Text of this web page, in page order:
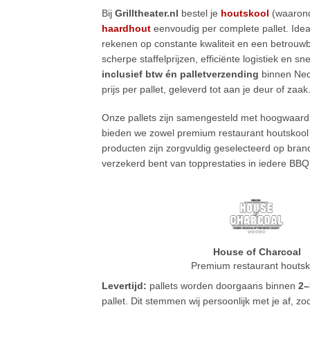
Bij Grilltheater.nl bestel je houtskool
haardhout eenvoudig per complete pallet.
rekenen op constante kwaliteit en een
scherpe staffelprijzen, efficiënte logistiek en
inclusief btw én palletverzending binnen
prijs per pallet, geleverd tot aan je deur of zaak.
Onze pallets zijn samengesteld met
bieden we zowel premium restaurant
producten zijn zorgvuldig geselecteerd op
verzekerd bent van topprestaties in iedere
House of Charcoal
Premium restaurant
Levertijd: pallets worden doorgaans binnen
pallet. Dit stemmen wij persoonlijk met je af,